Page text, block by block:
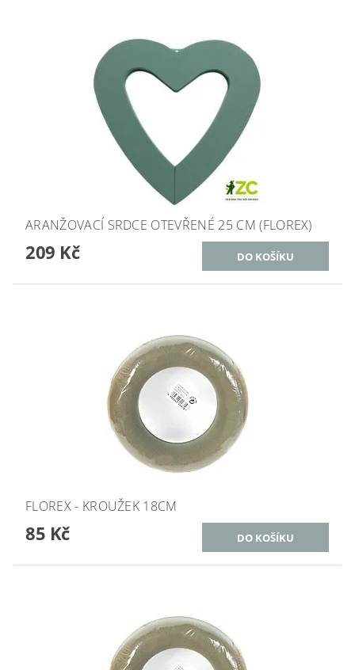
ARANŽOVACÍ SRDCE OTEVŘENÉ 25 CM (FLOREX)
209 Kč
FLOREX - KROUŽEK 18CM
85 Kč